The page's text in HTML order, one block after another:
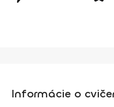
Informácie o